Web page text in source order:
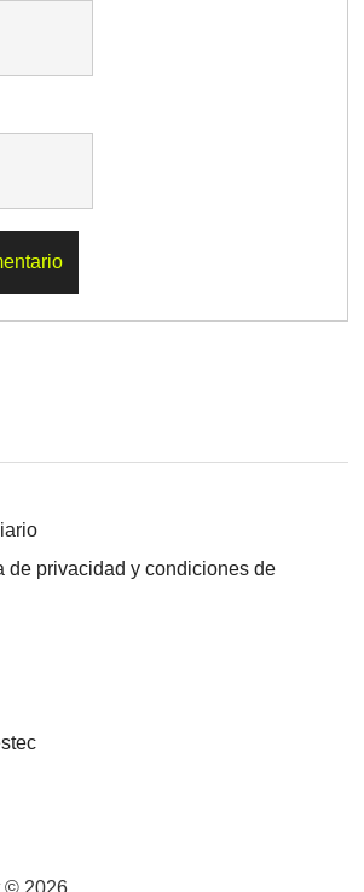
de privacidad y condiciones de